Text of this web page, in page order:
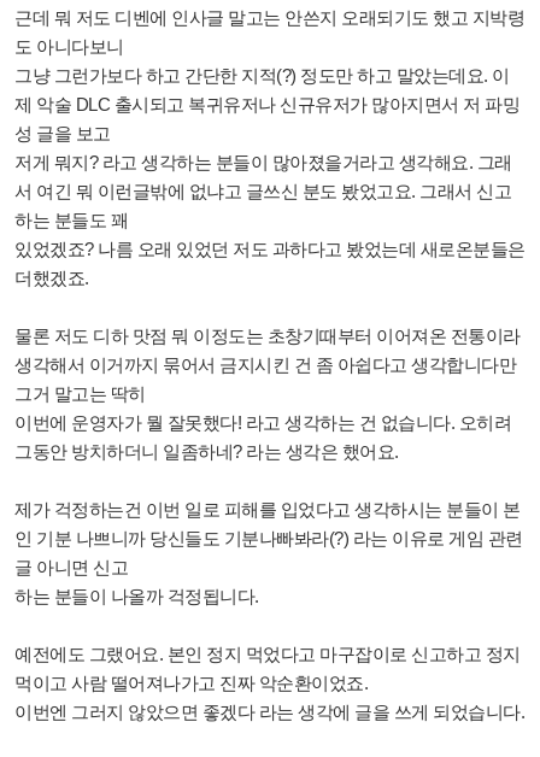
근데 뭐 저도 디벤에 인사글 말고는 안쓴지 오래되기도 했고 지박령
도 아니다보니
그냥 그런가보다 하고 간단한 지적(?) 정도만 하고 말았는데요. 이
제 악술 DLC 출시되고 복귀유저나 신규유저가 많아지면서 저 파밍
성 글을 보고
저게 뭐지? 라고 생각하는 분들이 많아졌을거라고 생각해요. 그래
서 여긴 뭐 이런글밖에 없냐고 글쓰신 분도 봤었고요. 그래서 신고
하는 분들도 꽤
있었겠죠? 나름 오래 있었던 저도 과하다고 봤었는데 새로온분들은
더했겠죠.
물론 저도 디하 맛점 뭐 이정도는 초창기때부터 이어져온 전통이라
생각해서 이거까지 묶어서 금지시킨 건 좀 아쉽다고 생각합니다만
그거 말고는 딱히
이번에 운영자가 뭘 잘못했다! 라고 생각하는 건 없습니다. 오히려
그동안 방치하더니 일좀하네? 라는 생각은 했어요.
제가 걱정하는건 이번 일로 피해를 입었다고 생각하시는 분들이 본
인 기분 나쁘니까 당신들도 기분나빠봐라(?) 라는 이유로 게임 관련
글 아니면 신고
하는 분들이 나올까 걱정됩니다.
예전에도 그랬어요. 본인 정지 먹었다고 마구잡이로 신고하고 정지
먹이고 사람 떨어져나가고 진짜 악순환이었죠.
이번엔 그러지 않았으면 좋겠다 라는 생각에 글을 쓰게 되었습니다.